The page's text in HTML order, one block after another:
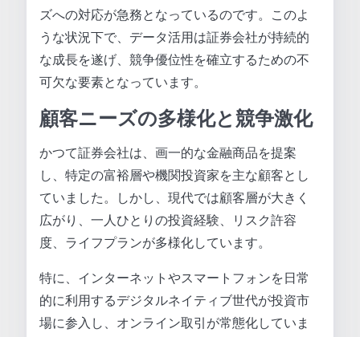
ズへの対応が急務となっているのです。このよ
うな状況下で、データ活用は証券会社が持続的
な成長を遂げ、競争優位性を確立するための不
可欠な要素となっています。
顧客ニーズの多様化と競争激化
かつて証券会社は、画一的な金融商品を提案
し、特定の富裕層や機関投資家を主な顧客とし
ていました。しかし、現代では顧客層が大きく
広がり、一人ひとりの投資経験、リスク許容
度、ライフプランが多様化しています。
特に、インターネットやスマートフォンを日常
的に利用するデジタルネイティブ世代が投資市
場に参入し、オンライン取引が常態化していま